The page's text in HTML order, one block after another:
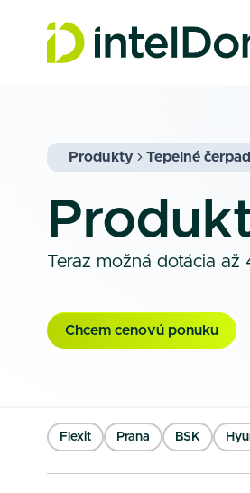
Produkty Tepelné
Teraz možná dotácia
Chcem cenovú ponuku
Flexit Prana BSK